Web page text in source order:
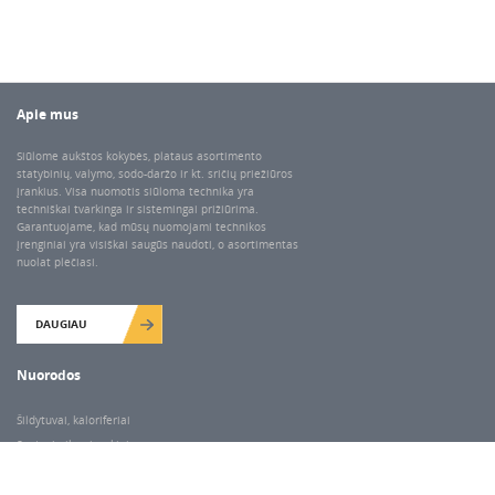
Apie mus
Siūlome aukštos kokybės, plataus asortimento
statybinių, valymo, sodo-daržo ir kt. sričių priežiūros
įrankius. Visa nuomotis siūloma technika yra
techniškai tvarkinga ir sistemingai prižiūrima.
Garantuojame, kad mūsų nuomojami technikos
įrenginiai yra visiškai saugūs naudoti, o asortimentas
nuolat plečiasi.
DAUGIAU
Nuorodos
Šildytuvai, kaloriferiai
Santechnikos įrankiai